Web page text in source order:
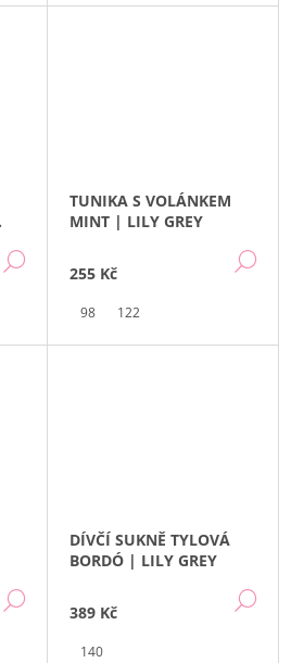
DETAIL
TUNIKA S VOLÁNKEM
MINT | LILY GREY
255 Kč
98 122
DETAIL
DÍVČÍ SUKNĚ TYLOVÁ
BORDÓ | LILY GREY
389 Kč
140